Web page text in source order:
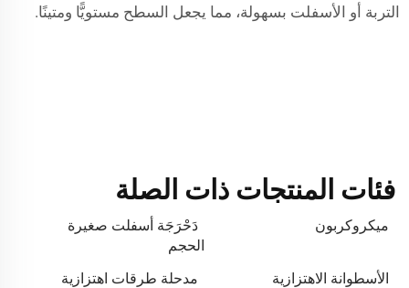
التربة أو الأسفلت بسهولة، مما يجعل السطح مستويًّا ومتينًا.
فئات المنتجات ذات الصلة
ميكروكربون
دَحْرَجَة أسفلت صغيرة
الحجم
الأسطوانة الاهتزازية
مدحلة طرقات اهتزازية